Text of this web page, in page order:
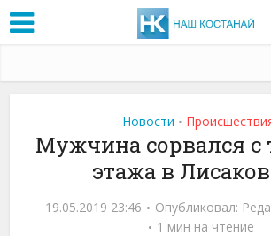
Новости •
Мужчина сорвался с
этажа в
19.05.2019 23:46 Опубликовал:
1 мин на чтение